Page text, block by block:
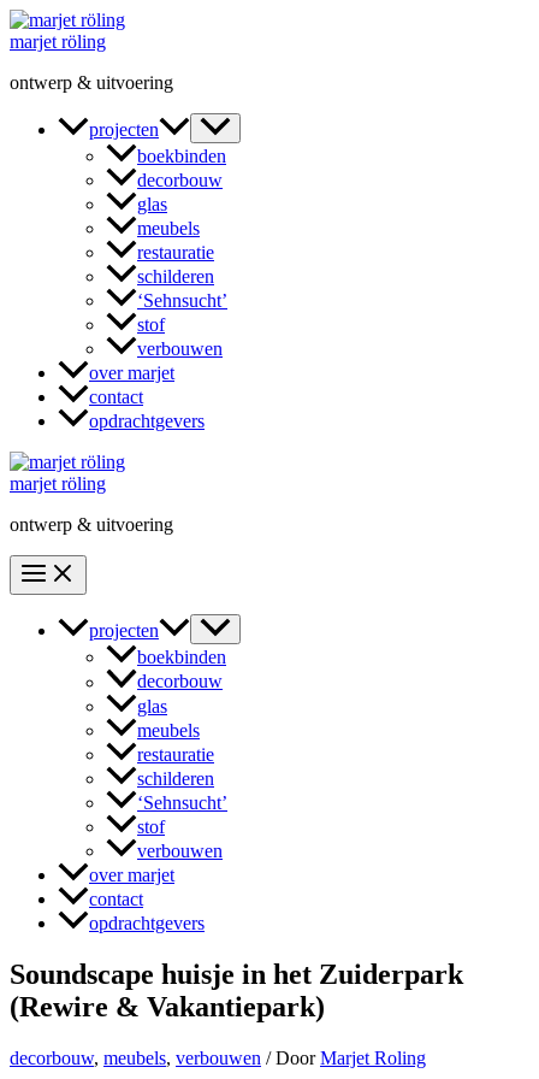
Ga
naar
inhoud
marjet röling
ontwerp & uitvoering
projecten
boekbinden
decorbouw
glas
meubels
restauratie
schilderen
‘Sehnsucht’
stof
verbouwen
over marjet
contact
opdrachtgevers
marjet röling
ontwerp & uitvoering
projecten
boekbinden
decorbouw
glas
meubels
restauratie
schilderen
‘Sehnsucht’
stof
verbouwen
over marjet
contact
opdrachtgevers
Soundscape huisje in het Zuiderpark
(Rewire & Vakantiepark)
decorbouw, meubels, verbouwen / DoorMarjet Roling